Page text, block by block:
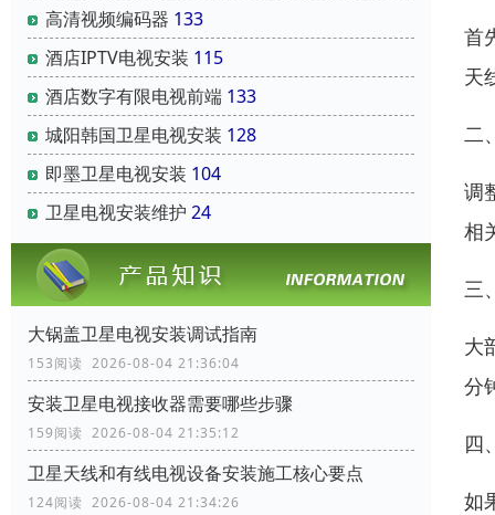
高清视频编码器 133
酒店IPTV电视安装 115
酒店数字有限电视前端 133
城阳韩国卫星电视安装 128
即墨卫星电视安装 104
卫星电视安装维护 24
大锅盖卫星电视安装调试指南
153阅读 2026-08-04 21:36:04
安装卫星电视接收器需要哪些步骤
159阅读 2026-08-04 21:35:12
卫星天线和有线电视设备安装施工核心要点
124阅读 2026-08-04 21:34:26
首
天
二
调
相
三
大
分
四
如